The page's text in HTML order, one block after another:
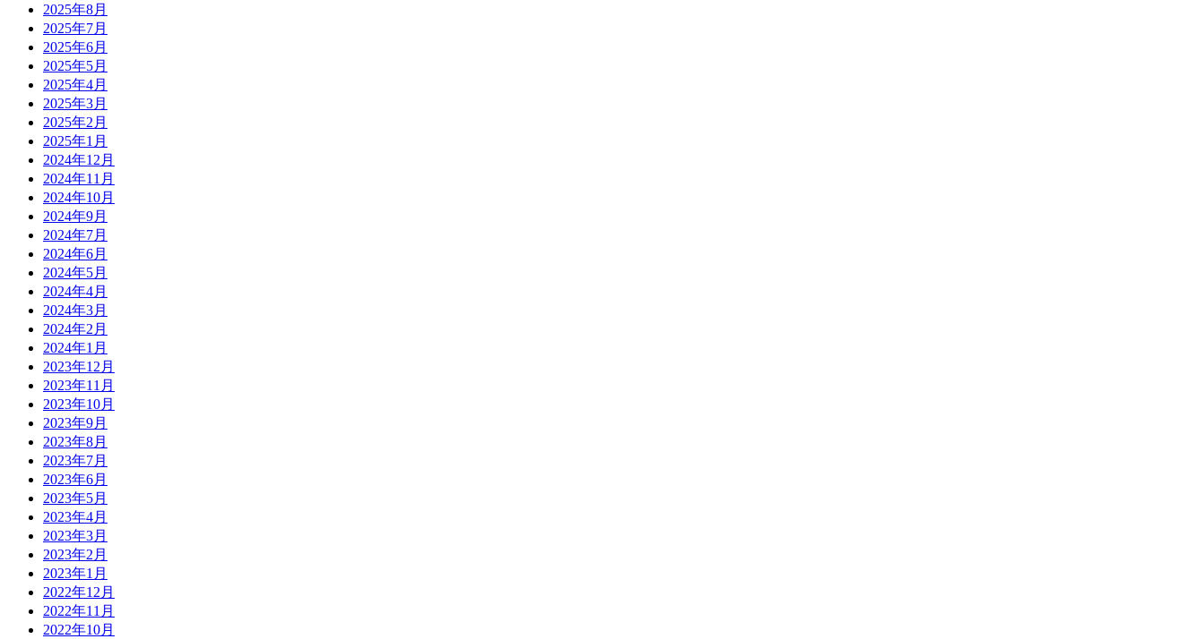
2025年8月
2025年7月
2025年6月
2025年5月
2025年4月
2025年3月
2025年2月
2025年1月
2024年12月
2024年11月
2024年10月
2024年9月
2024年7月
2024年6月
2024年5月
2024年4月
2024年3月
2024年2月
2024年1月
2023年12月
2023年11月
2023年10月
2023年9月
2023年8月
2023年7月
2023年6月
2023年5月
2023年4月
2023年3月
2023年2月
2023年1月
2022年12月
2022年11月
2022年10月